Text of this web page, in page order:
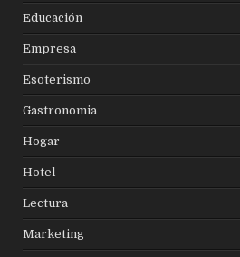
Educación
Empresa
Esoterismo
Gastronomia
Hogar
Hotel
Lectura
Marketing